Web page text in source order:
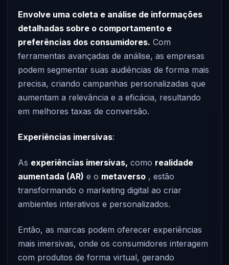
Envolve uma coleta e análise de informações
detalhadas sobre o comportamento e
preferências dos consumidores. Com
ferramentas avançadas de análise, as empresas
podem segmentar suas audiências de forma mais
precisa, criando campanhas personalizadas que
aumentam a relevância e a eficácia, resultando
em melhores taxas de conversão.
Experiências imersivas:
As experiências imersivas, como realidade
aumentada (AR) e o metaverso , estão
transformando o marketing digital ao criar
ambientes interativos e personalizados.
Então, as marcas podem oferecer experiências
mais imersivas, onde os consumidores interagem
com produtos de forma virtual, gerando